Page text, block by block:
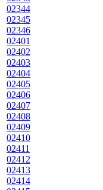
02344
02345
02346
02401
02402
02403
02404
02405
02406
02407
02408
02409
02410
02411
02412
02413
02414